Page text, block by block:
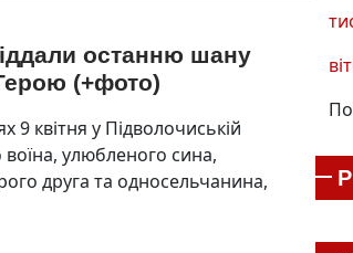
останню шану
(+фото)
9 квітня у Підволочиській
улюбленого сина,
друга та односельчанина,